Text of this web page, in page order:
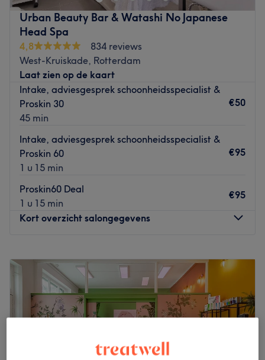
Urban Beauty Bar & Watashi No Japanese
Head Spa
4,8
834 reviews
West-Kruiskade, Rotterdam
Laat zien op de kaart
Intake, adviesgesprek schoonheidsspecialist &
Proskin 30
45 min
€50
Intake, adviesgesprek schoonheidsspecialist &
Proskin 60
1 u 15 min
€95
Proskin60 Deal
1 u 15 min
€95
Kort overzicht salongegevens
Dinsdag
10:00–19:00
Woensdag
10:00–
Donderdag
10:00–19:00
Vrijdag
10:00 –19:00
Zaterdag
10:00–19:00